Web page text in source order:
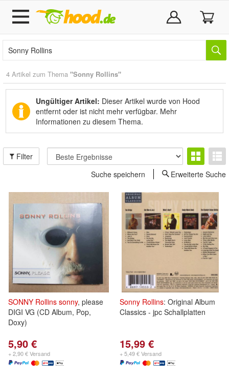
4 Artikel zum Thema "Sonny Rollins"
Ungültiger Artikel: Dieser Artikel wurde von Hood
entfernt oder ist nicht mehr verfügbar. Mehr
Informationen zu diesem Thema.
Filter
Suche speichern
Erweiterte Suche
SONNY Rollins sonny, please
DIGI VG (CD Album, Pop,
Doxy)
5,90 €
+ 2,90 € Versand
Sonny Rollins: Original Album
Classics - jpc Schallplatten
15,99 €
+ 5,49 € Versand